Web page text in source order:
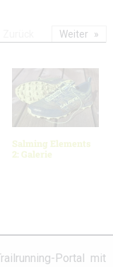
Salming Elements
2: Galerie
Weiter
Portal mit